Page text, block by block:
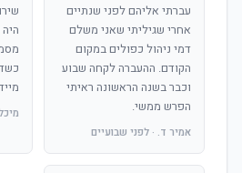
עברתי אליהם לפני שנתיים
אחרי שגיליתי שאני משלם
דמי ניהול כפולים במקום
הקודם. ההעברה לקחה שבוע
וכבר בשנה הראשונה ראיתי
הפרש ממשי.
אמיר ד. · לפני שבועיים